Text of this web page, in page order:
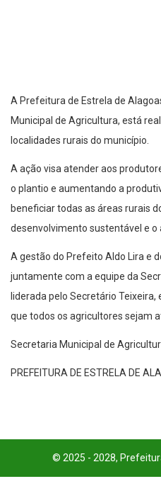
A Prefeitura de Estrela de
Municipal de Agricultura, está
localidades rurais do município.
A ação visa atender aos
o plantio e aumentando a
beneficiar todas as áreas rurais
desenvolvimento sustentável e o
A gestão do Prefeito Aldo Lira e
juntamente com a equipe da
liderada pelo Secretário
que todos os agricultores sejam
Secretaria Municipal de
PREFEITURA DE ESTRELA DE
© 2025 - 2028,